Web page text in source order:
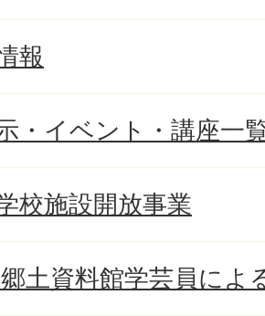
報
・イベント・講座一
校施設開放事業
土資料館学芸員によ